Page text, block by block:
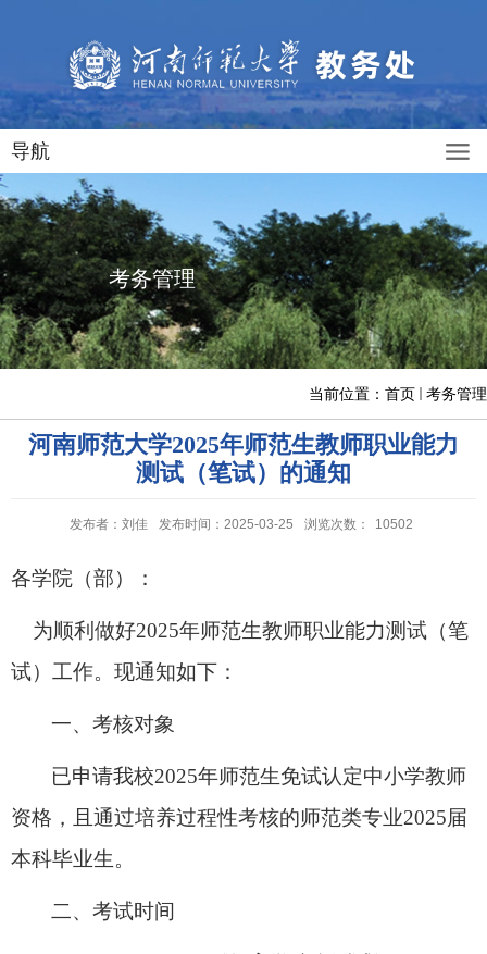
导航
考务管理
当前位置： 首页 考务管理
河南师范大学2025年师范生教师职业能力
测试（笔试）的通知
发布者：刘佳 发布时间：2025-03-25 浏览次数： 10502
各学院（部）：
为顺利做好2025年师范生教师职业能力测试 （笔
试） 工作。现通知如下：
一、 考核对象
已申请我校2025年师范生免试认定中小学教师
资格，且通过培养过程性考核的师范类专业2025届
本科毕业生。
二、 考试时间